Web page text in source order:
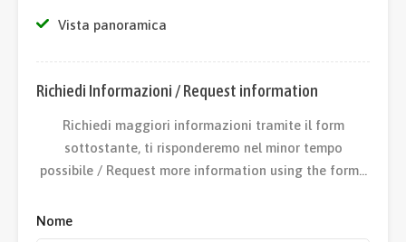
Vista panoramica
Richiedi Informazioni / Request information
Richiedi maggiori informazioni tramite il form
sottostante, ti risponderemo nel minor tempo
possibile / Request more information using the form…
Nome